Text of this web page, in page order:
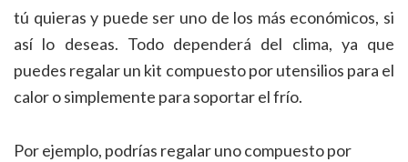
tú quieras y puede ser uno de los más económicos, si
así lo deseas. Todo dependerá del clima, ya que
puedes regalar un kit compuesto por utensilios para el
calor o simplemente para soportar el frío.
Por ejemplo, podrías regalar uno compuesto por